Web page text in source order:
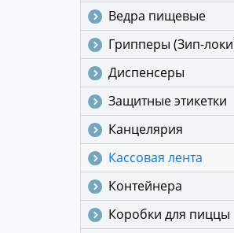
Ведра пищевые
Грипперы (Зип-
Диспенсеры
Защитные этикетки
Канцелярия
Кассовая лента
Контейнера
Коробки для пиццы